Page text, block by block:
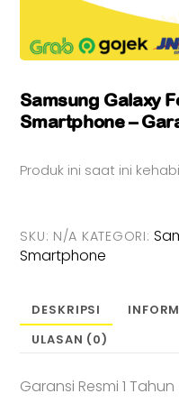
Samsung Galaxy
Smartphone –
Produk ini saat ini
SKU: N/A KATEGORI:
Smartphone
DESKRIPSI
ULASAN (0)
Garansi Resmi 1 Tahun